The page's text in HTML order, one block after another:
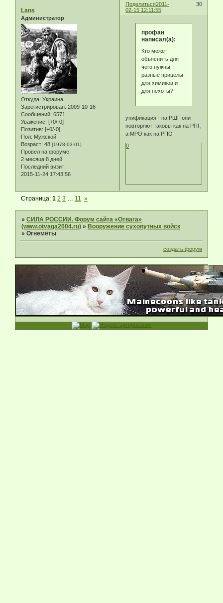
Поделиться 30
2011-
02-15 12:11:55
Lans
Администратор
Откуда: Украина
Зарегистрирован: 2009-10-16
Сообщений: 6571
Уважение: [+0/-0]
Позитив: [+0/-0]
Пол: Мужской
Возраст: 48 [1978-03-01]
Провел на форуме:
2 месяца 8 дней
Последний визит:
2015-11-24 17:43:56
профан
написал(а):
Кто может
объяснить для
чего нужны
разные прицелы
для химиков и
для пехоты?
унификация - на РШГ они
повторяют таковы как на РПГ,
а МРО как на РПО
0
Страница:1 2 3 … 11 »
»СИЛА РОССИИ. Форум сайта «Отвага»
(www.otvaga2004.ru) »Вооружение сухопутных войск
»Огнемёты
создать форум